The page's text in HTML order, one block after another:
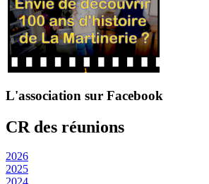
L'association sur Facebook
CR des réunions
2026
2025